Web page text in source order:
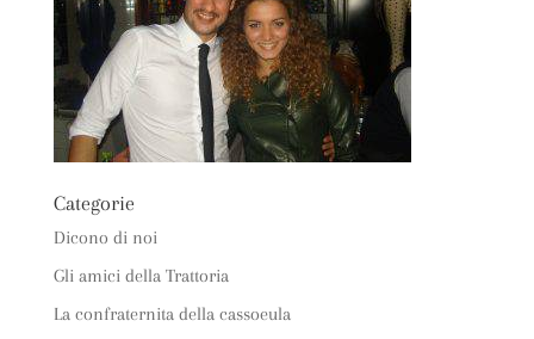
Categorie
Dicono di noi
Gli amici della Trattoria
La confraternita della cassoeula